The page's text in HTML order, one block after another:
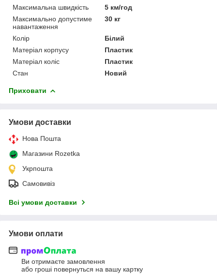
Максимальна швидкість
5 км/год
Максимально допустиме
навантаження
30 кг
Колір
Білий
Матеріал корпусу
Пластик
Матеріал коліс
Пластик
Стан
Новий
Приховати
Умови доставки
Нова Пошта
Магазини Rozetka
Укрпошта
Самовивіз
Всі умови доставки
Умови оплати
Ви отримаєте замовлення
або гроші повернуться на вашу картку